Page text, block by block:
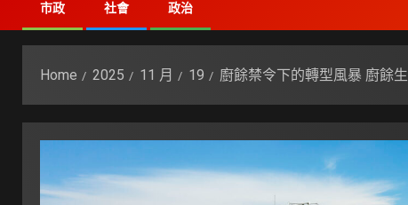
市政 社會 政治
Home 2025 11 月 19 廚餘禁令下的轉型風暴 廚餘